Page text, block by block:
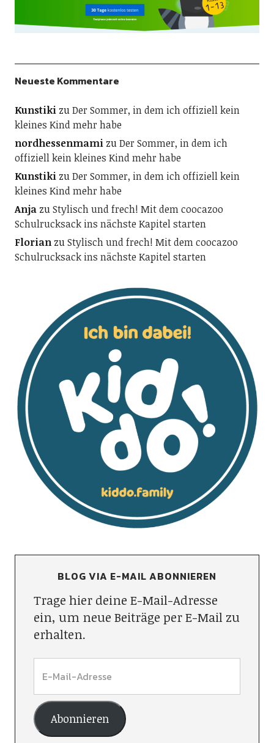
Neueste Kommentare
KunstikizuDer Sommer, in dem ich offiziell kein
kleines Kind mehr habe
nordhessenmamizuDer Sommer, in dem ich
offiziell kein kleines Kind mehr habe
KunstikizuDer Sommer, in dem ich offiziell kein
kleines Kind mehr habe
AnjazuStylisch und frech! Mit dem coocazoo
Schulrucksack ins nächste Kapitel starten
FlorianzuStylisch und frech! Mit dem coocazoo
Schulrucksack ins nächste Kapitel starten
BLOG VIA E-MAIL ABONNIEREN
Trage hier deine E-Mail-Adresse
ein, um neue Beiträge per E-Mail zu
erhalten.
Abonnieren